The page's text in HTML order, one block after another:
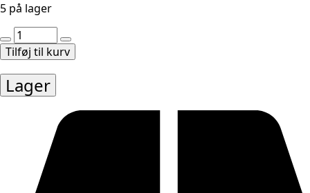
pris
var:
5.00 kr..3.50 kr..
5 på lager
Gummisnøre
synt.
3mm
lyserød,
1meter
Tilføj til kurv
Lager